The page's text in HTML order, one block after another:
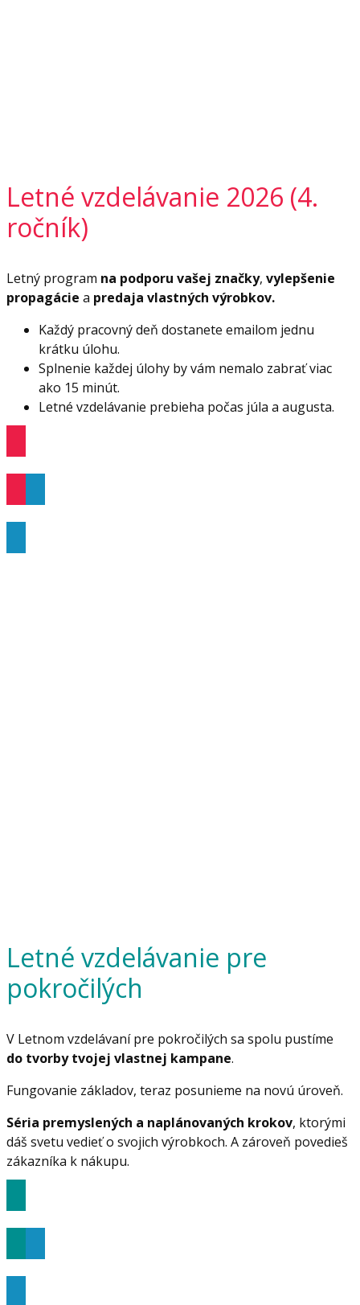
Letné vzdelávanie 2026 (4.
ročník)
Letný program na podporu vašej značky, vylepšenie
propagácie a predaja vlastných výrobkov.
Každý pracovný deň dostanete emailom jednu
krátku úlohu.
Splnenie každej úlohy by vám nemalo zabrať viac
ako 15 minút.
Letné vzdelávanie prebieha počas júla a augusta.
Letné vzdelávanie pre
pokročilých
V Letnom vzdelávaní pre pokročilých sa spolu pustíme
do tvorby tvojej vlastnej kampane.
Fungovanie základov, teraz posunieme na novú úroveň.
Séria premyslených a naplánovaných krokov, ktorými
dáš svetu vedieť o svojich výrobkoch. A zároveň povedieš
zákazníka k nákupu.